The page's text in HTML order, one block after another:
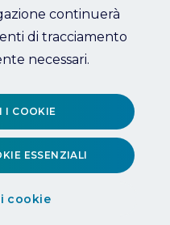
continuerà
di tracciamento
necessari.
cookie
ESSENZIALI
I COOKIE